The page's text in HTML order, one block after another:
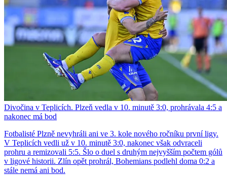
Divočina v Teplicích. Plzeň vedla v 10. minutě 3:0, prohrávala 4:5 a
nakonec má bod
Fotbalisté Plzně nevyhráli ani ve 3. kole nového ročníku první ligy.
V Teplicích vedli už v 10. minutě 3:0, nakonec však odvraceli
prohru a remizovali 5:5. Šlo o duel s druhým nejvyšším počtem gólů
v ligové historii. Zlín opět prohrál, Bohemians podlehl doma 0:2 a
stále nemá ani bod.